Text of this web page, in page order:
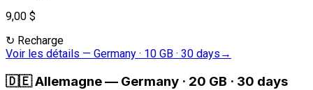
9,00 $
↻ Recharge
Voir les détails — Germany · 10 GB · 30 days →
🇩🇪Allemagne— Germany · 20 GB · 30 days